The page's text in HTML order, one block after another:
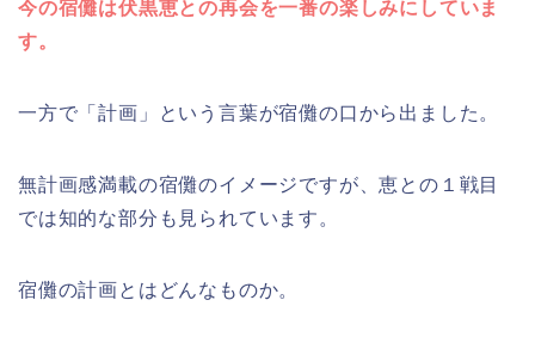
今の宿儺は伏黒恵との再会を一番の楽しみにしていま
す。
一方で「計画」という言葉が宿儺の口から出ました。
無計画感満載の宿儺のイメージですが、恵との１戦目
では知的な部分も見られています。
宿儺の計画とはどんなものか。